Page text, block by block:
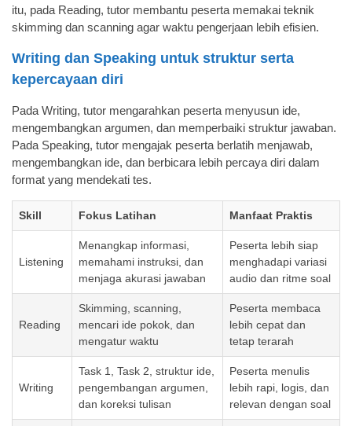
itu, pada Reading, tutor membantu peserta memakai teknik
skimming dan scanning agar waktu pengerjaan lebih efisien.
Writing dan Speaking untuk struktur serta
kepercayaan diri
Pada Writing, tutor mengarahkan peserta menyusun ide,
mengembangkan argumen, dan memperbaiki struktur jawaban.
Pada Speaking, tutor mengajak peserta berlatih menjawab,
mengembangkan ide, dan berbicara lebih percaya diri dalam
format yang mendekati tes.
Skill Fokus Latihan Manfaat Praktis
Listening
Menangkap informasi,
memahami instruksi, dan
menjaga akurasi jawaban
Peserta lebih siap
menghadapi variasi
audio dan ritme soal
Reading
Skimming, scanning,
mencari ide pokok, dan
mengatur waktu
Peserta membaca
lebih cepat dan
tetap terarah
Writing
Task 1, Task 2, struktur ide,
pengembangan argumen,
dan koreksi tulisan
Peserta menulis
lebih rapi, logis, dan
relevan dengan soal